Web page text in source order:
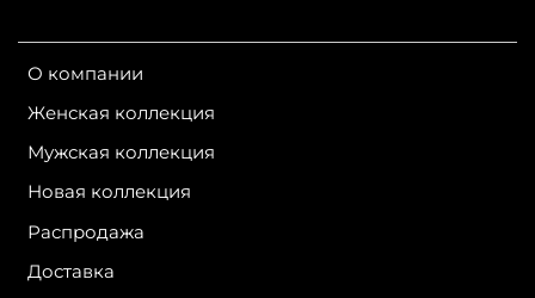
О компании
Женская коллекция
Мужская коллекция
Новая коллекция
Распродажа
Доставка